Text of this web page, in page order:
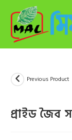
content
Previous Product
প্রাইড জৈব